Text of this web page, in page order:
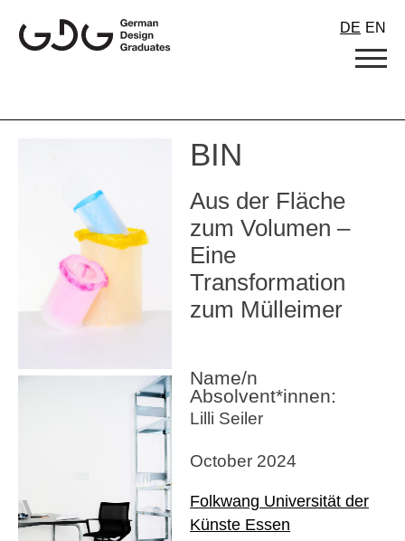
content
DE EN
BIN
Aus der Fläche
zum Volumen –
Eine
Transformation
zum Mülleimer
Name/n
Absolvent*innen:
Lilli Seiler
October 2024
Folkwang Universität der
Künste Essen